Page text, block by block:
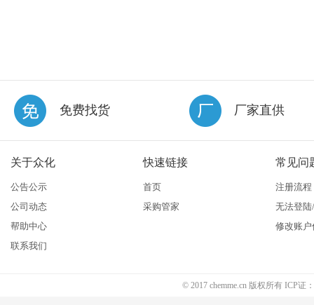
免费找货 厂家直供
关于众化
公告公示
公司动态
帮助中心
联系我们
快速链接
首页
采购管家
常见问
注册流程
无法登
修改账户
© 2017 chemme.cn 版权所有 ICP证：